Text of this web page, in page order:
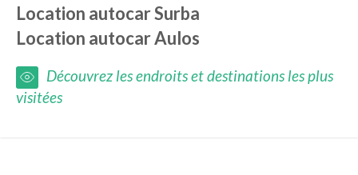
Location autocarSurba
Location autocarAulos
Découvrez les endroits et destinations les plus
visitées